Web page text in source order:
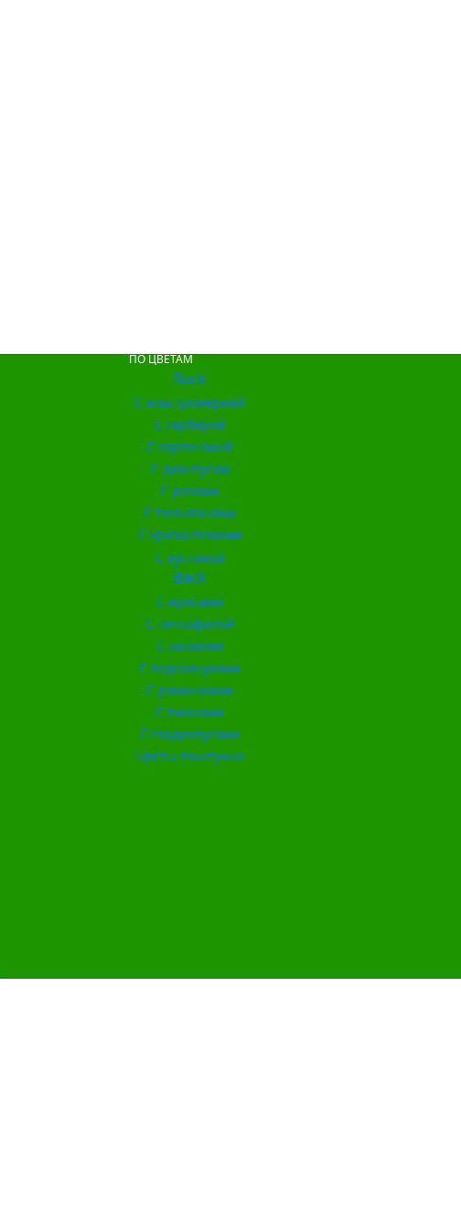
ПО ЦВЕТАМ
Back
С альстромерией
С герберой
С гортензией
С диантусом
С розами
С тюльпанами
С хризантемами
С эустомой
Back
С ирисами
С гипсофилой
С лилиями
С подсолнухами
С ромашками
С пионами
С гладиолусами
Цветы поштучно